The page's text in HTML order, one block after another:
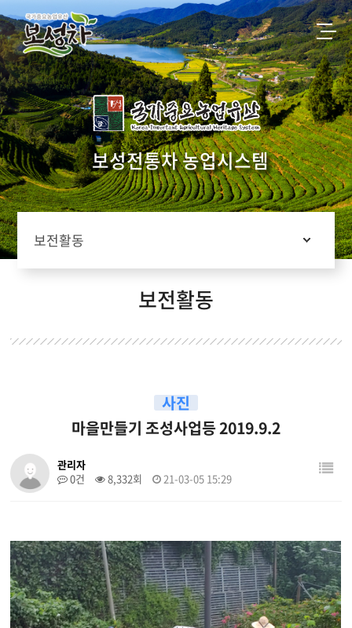
보성전통차 농업시스템
보전활동
보전활동
사진
마을만들기 조성사업등 2019.9.2
관리자
0건
8,332회 21-03-05 15:29
홈으로 보성군청 한국차박물관 붓재 보성몰
전통차농업 농업유산 소개
농업현황
보성차 역사
농업유산마을
차맛보기